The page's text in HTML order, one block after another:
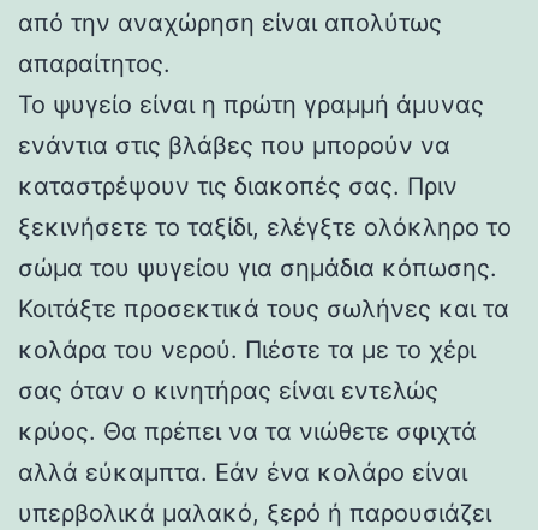
από την αναχώρηση είναι απολύτως
απαραίτητος.
Το ψυγείο είναι η πρώτη γραμμή άμυνας
ενάντια στις βλάβες που μπορούν να
καταστρέψουν τις διακοπές σας. Πριν
ξεκινήσετε το ταξίδι, ελέγξτε ολόκληρο το
σώμα του ψυγείου για σημάδια κόπωσης.
Κοιτάξτε προσεκτικά τους σωλήνες και τα
κολάρα του νερού. Πιέστε τα με το χέρι
σας όταν ο κινητήρας είναι εντελώς
κρύος. Θα πρέπει να τα νιώθετε σφιχτά
αλλά εύκαμπτα. Εάν ένα κολάρο είναι
υπερβολικά μαλακό, ξερό ή παρουσιάζει